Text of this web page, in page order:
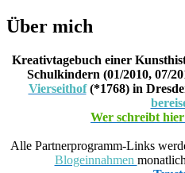
Über mich
Kreativtagebuch einer
Schulkindern (01/2010, 07/
Vierseithof(*1768) in
Wer schreibt
Alle Partnerprogramm-Links
Blogeinnahmen